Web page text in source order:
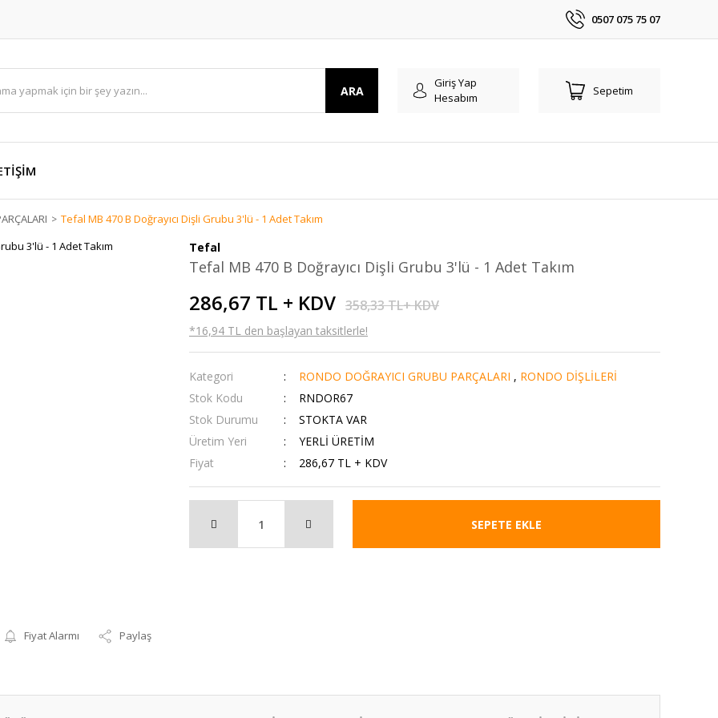
0507 075 75 07
ARA
Giriş Yap
Hesabım
Sepetim
Tefal MB 470 B Doğrayıcı Dişli Grubu 3'lü - 1 Adet Takım
Fiyat Alarmı Paylaş
Tefal
Tefal MB 470 B Doğrayıcı Dişli Grubu 3'lü - 1 Adet Takım
286,67 TL + KDV 358,33 TL+ KDV
*16,94 TL den başlayan taksitlerle!
Kategori RONDO DOĞRAYICI GRUBU PARÇALARI , RONDO DİŞLİLERİ
Stok Kodu
RNDOR67
Stok Durumu
STOKTA VAR
Üretim Yeri
YERLİ ÜRETİM
Fiyat
286,67 TL + KDV
SEPETE EKLE